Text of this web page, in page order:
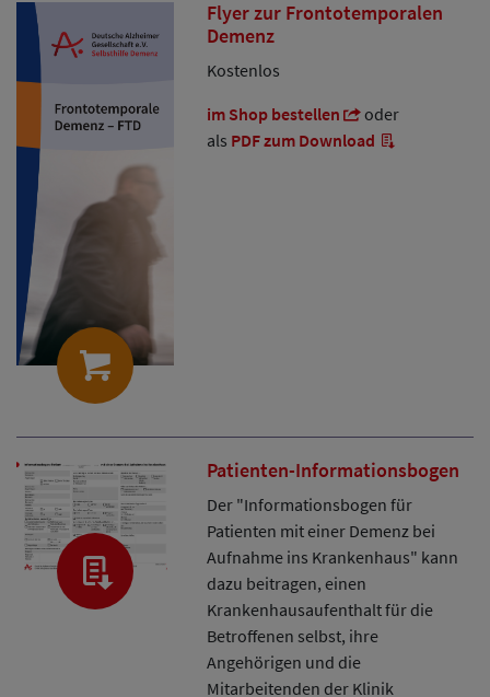
Flyer zur Frontotemporalen
Demenz
Kostenlos
im Shop bestellen
oder
als PDF zum Download
Patienten-Informationsbogen
Der "Informationsbogen für
Patienten mit einer Demenz bei
Aufnahme ins Krankenhaus" kann
dazu beitragen, einen
Krankenhausaufenthalt für die
Betroffenen selbst, ihre
Angehörigen und die
Mitarbeitenden der Klinik